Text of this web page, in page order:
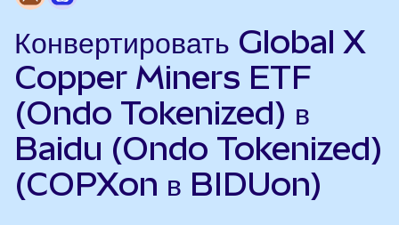
Конвертировать Global X
Copper Miners ETF
(Ondo Tokenized) в
Baidu (Ondo Tokenized)
(COPXon в BIDUon)